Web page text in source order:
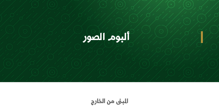
ألبوم الصور
المبنى من الخارج